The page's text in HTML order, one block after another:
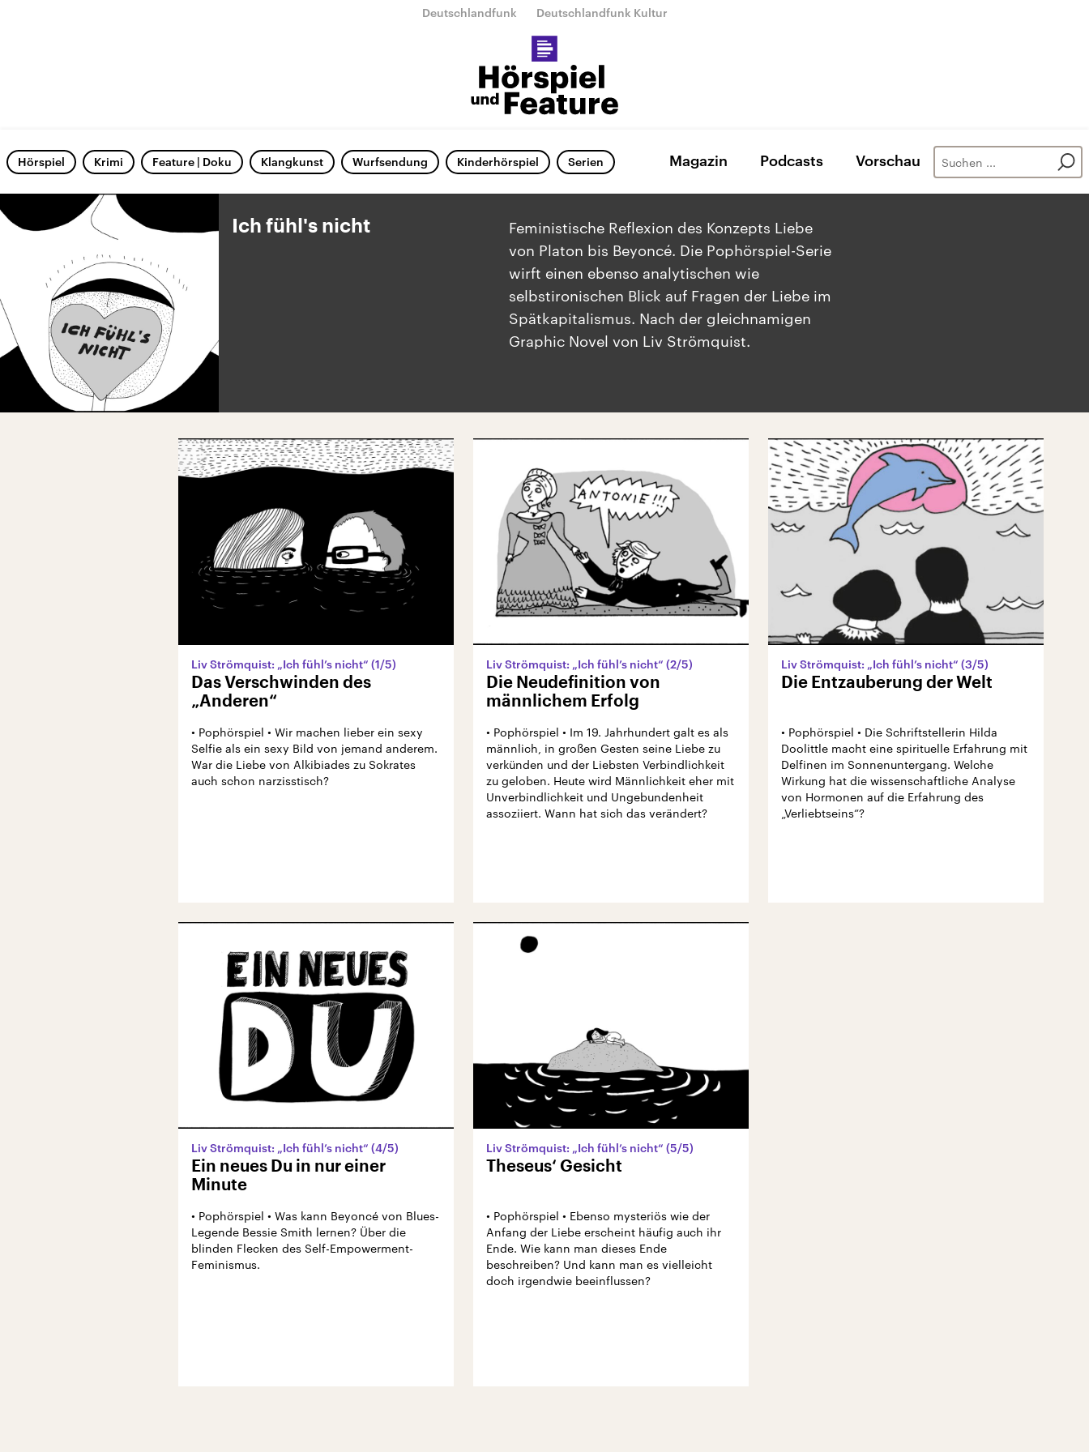
Deutschlandfunk Deutschlandfunk Kultur
Hörspiel Krimi Feature | Doku Klangkunst Wurfsendung Kinderhörspiel Serien Magazin Podcasts Vorschau
Ich fühl's nicht
Feministische Reflexion des Konzepts Liebe
von Platon bis Beyoncé. Die Pophörspiel-Serie
wirft einen ebenso analytischen wie
selbstironischen Blick auf Fragen der Liebe im
Spätkapitalismus. Nach der gleichnamigen
Graphic Novel von Liv Strömquist.
Liv Strömquist: „Ich fühl’s nicht“ (1/5)
Das Verschwinden des
„Anderen“
• Pophörspiel • Wir machen lieber ein sexy
Selfie als ein sexy Bild von jemand anderem.
War die Liebe von Alkibiades zu Sokrates
auch schon narzisstisch?
Liv Strömquist: „Ich fühl’s nicht“ (2/5)
Die Neudefinition von
männlichem Erfolg
• Pophörspiel • Im 19. Jahrhundert galt es als
männlich, in großen Gesten seine Liebe zu
verkünden und der Liebsten Verbindlichkeit
zu geloben. Heute wird Männlichkeit eher mit
Unverbindlichkeit und Ungebundenheit
assoziiert. Wann hat sich das verändert?
Liv Strömquist: „Ich fühl’s nicht“ (3/5)
Die Entzauberung der Welt
• Pophörspiel • Die Schriftstellerin Hilda
Doolittle macht eine spirituelle Erfahrung mit
Delfinen im Sonnenuntergang. Welche
Wirkung hat die wissenschaftliche Analyse
von Hormonen auf die Erfahrung des
„Verliebtseins“?
Liv Strömquist: „Ich fühl’s nicht“ (4/5)
Ein neues Du in nur einer
Minute
• Pophörspiel • Was kann Beyoncé von Blues-
Legende Bessie Smith lernen? Über die
blinden Flecken des Self-Empowerment-
Feminismus.
Liv Strömquist: „Ich fühl’s nicht“ (5/5)
Theseus‘ Gesicht
• Pophörspiel • Ebenso mysteriös wie der
Anfang der Liebe erscheint häufig auch ihr
Ende. Wie kann man dieses Ende
beschreiben? Und kann man es vielleicht
doch irgendwie beeinflussen?